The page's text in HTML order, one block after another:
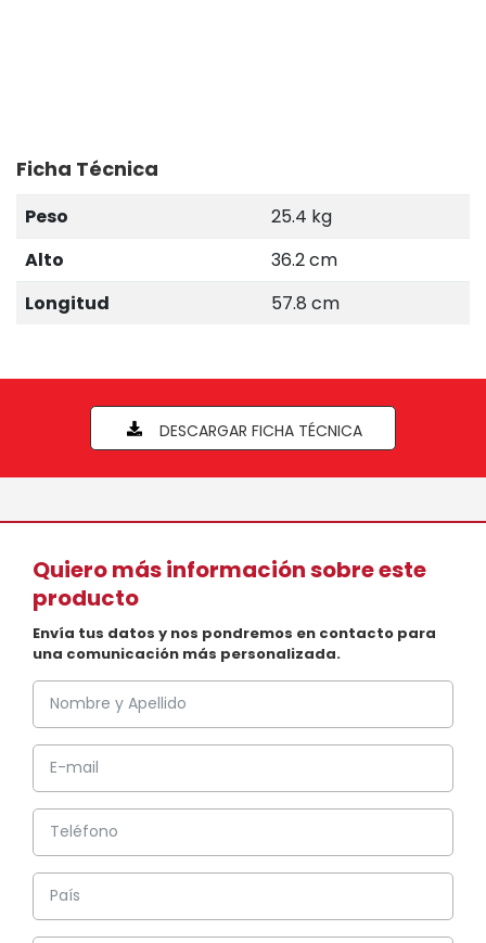
Ficha Técnica
Peso
25.4 kg
Alto
36.2 cm
Longitud
57.8 cm
DESCARGAR FICHA TÉCNICA
Quiero más información sobre este
producto
Envía tus datos y nos pondremos en contacto para
una comunicación más personalizada.